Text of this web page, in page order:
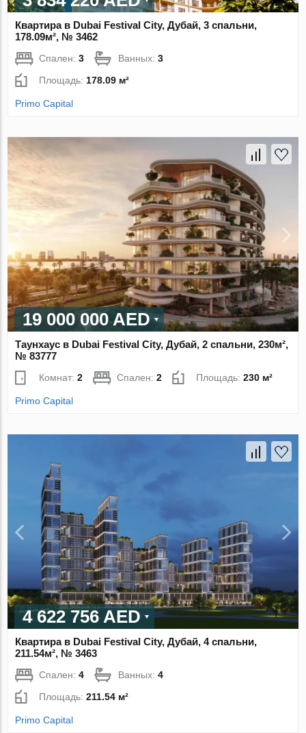
Квартира в Dubai Festival City, Дубай, 3 спальни,
178.09м², № 3462
Спален:3 Ванных:3
Площадь: 178.09 м²
Primo Capital
19 000 000 AED
Таунхаус в Dubai Festival City, Дубай, 2 спальни, 230м²,
№ 83777
Комнат:2 Спален:2 Площадь:230 м²
Primo Capital
4 622 756 AED
Квартира в Dubai Festival City, Дубай, 4 спальни,
211.54м², № 3463
Спален:4 Ванных:4
Площадь:211.54 м²
Primo Capital